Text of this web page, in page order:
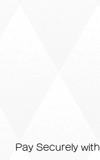
Pay Securely with